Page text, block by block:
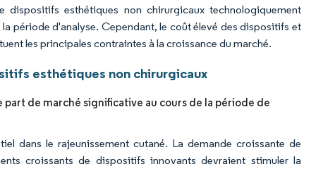
esthétiques non chirurgicaux technologiquement
période d'analyse. Cependant, le coût élevé des dispositifs et
les principales contraintes à la croissance du marché.
esthétiques non chirurgicaux
de marché significative au cours de la période de
dans le rajeunissement cutané. La demande croissante de
croissants de dispositifs innovants devraient stimuler la